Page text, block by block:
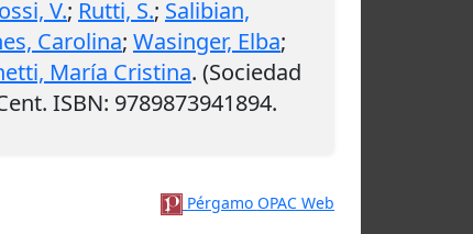
V.; Rutti, S.; Salibian,
Carolina; Wasinger, Elba;
María Cristina. (Sociedad
ISBN: 9789873941894.
Pérgamo OPAC Web